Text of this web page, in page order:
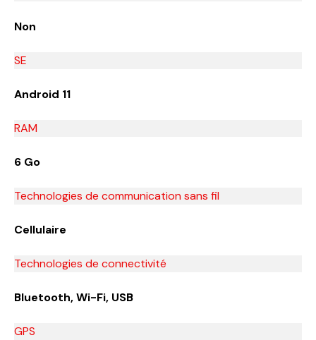
Non
SE
Android 11
RAM
6 Go
Technologies de communication sans fil
Cellulaire
Technologies de connectivité
Bluetooth, Wi-Fi, USB
GPS